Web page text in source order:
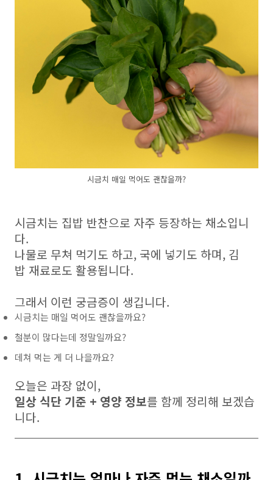
시금치 매일 먹어도 괜찮을까?
시금치는 집밥 반찬으로 자주 등장하는 채소입니
다.
나물로 무쳐 먹기도 하고, 국에 넣기도 하며, 김
밥 재료로도 활용됩니다.
그래서 이런 궁금증이 생깁니다.
시금치는 매일 먹어도 괜찮을까요?
철분이 많다는데 정말일까요?
데쳐 먹는 게 더 나을까요?
오늘은 과장 없이,
일상 식단 기준 + 영양 정보를 함께 정리해 보겠습
니다.